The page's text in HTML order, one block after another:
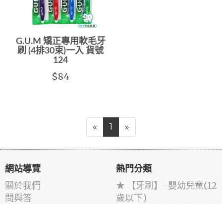
G.U.M 矯正專用軟毛牙
刷 (4排30束)一入 貨號
124
$84
« 1 »
網站導覽
關於我們
問與答
熱門分類
★ 【牙刷】-嬰幼兒童(12
歲以下)